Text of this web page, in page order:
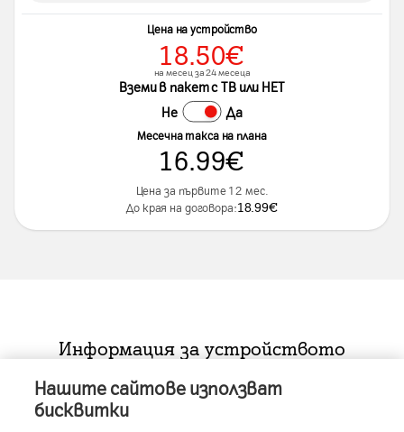
Цена на устройство
18.50€
на месец за 24 месеца
Вземи в пакет с ТВ или НЕТ
Не
Да
Месечна такса на плана
16.99€
Цена за първите 12 мес.
До края на договора:18.99€
Информация за устройството
Представяне
Нашите сайтове използват
бисквитки